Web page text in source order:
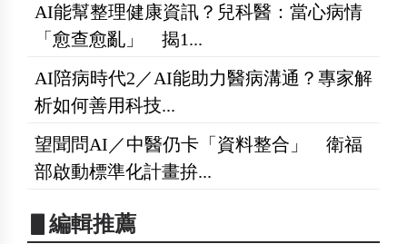
AI能幫整理健康資訊？兒科醫：當心病情
「愈查愈亂」 揭1...
AI陪病時代2／AI能助力醫病溝通？專家解
析如何善用科技...
望聞問AI／中醫仍卡「資料整合」 衛福
部啟動標準化計畫拚...
▋編輯推薦